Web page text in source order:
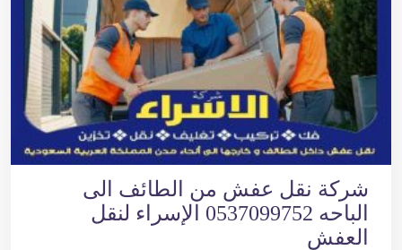
شركة نقل عفش من الطائف الى
الباحه 0537099752 الإسراء لنقل
العفش